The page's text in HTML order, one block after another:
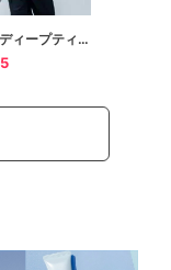
アンドディープティマイン